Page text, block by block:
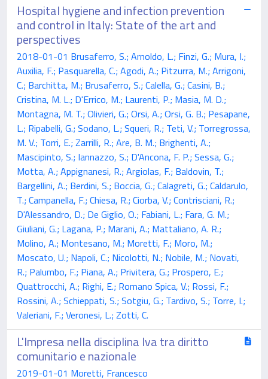
Hospital hygiene and infection prevention
and control in Italy: State of the art and
perspectives
2018-01-01 Brusaferro, S.; Arnoldo, L.; Finzi, G.; Mura, I.;
Auxilia, F.; Pasquarella, C.; Agodi, A.; Pitzurra, M.; Arrigoni,
C.; Barchitta, M.; Brusaferro, S.; Calella, G.; Casini, B.;
Cristina, M. L.; D'Errico, M.; Laurenti, P.; Masia, M. D.;
Montagna, M. T.; Olivieri, G.; Orsi, A.; Orsi, G. B.; Pesapane,
L.; Ripabelli, G.; Sodano, L.; Squeri, R.; Teti, V.; Torregrossa,
M. V.; Torri, E.; Zarrilli, R.; Are, B. M.; Brighenti, A.;
Mascipinto, S.; Iannazzo, S.; D'Ancona, F. P.; Sessa, G.;
Motta, A.; Appignanesi, R.; Argiolas, F.; Baldovin, T.;
Bargellini, A.; Berdini, S.; Boccia, G.; Calagreti, G.; Caldarulo,
T.; Campanella, F.; Chiesa, R.; Ciorba, V.; Contrisciani, R.;
D'Alessandro, D.; De Giglio, O.; Fabiani, L.; Fara, G. M.;
Giuliani, G.; Lagana, P.; Marani, A.; Mattaliano, A. R.;
Molino, A.; Montesano, M.; Moretti, F.; Moro, M.;
Moscato, U.; Napoli, C.; Nicolotti, N.; Nobile, M.; Novati,
R.; Palumbo, F.; Piana, A.; Privitera, G.; Prospero, E.;
Quattrocchi, A.; Righi, E.; Romano Spica, V.; Rossi, F.;
Rossini, A.; Schieppati, S.; Sotgiu, G.; Tardivo, S.; Torre, I.;
Valeriani, F.; Veronesi, L.; Zotti, C.
L'Impresa nella disciplina Iva tra diritto
comunitario e nazionale
2019-01-01 Moretti, Francesco